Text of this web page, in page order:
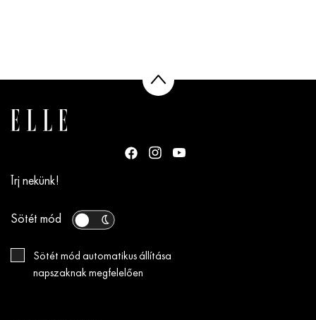
Írj nekünk!
Sötét mód
Sötét mód automatikus állítása
napszaknak megfelelően